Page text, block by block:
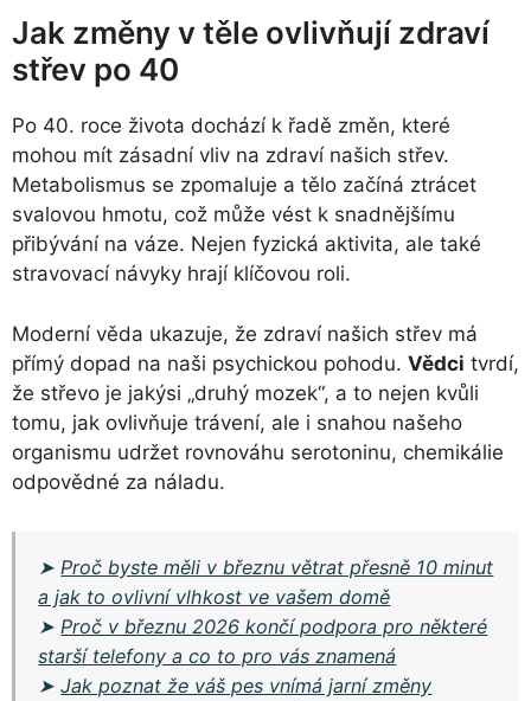
Jak změny v těle ovlivňují zdraví
střev po 40
Po 40. roce života dochází k řadě změn, které
mohou mít zásadní vliv na zdraví našich střev.
Metabolismus se zpomaluje a tělo začíná ztrácet
svalovou hmotu, což může vést k snadnějšímu
přibývání na váze. Nejen fyzická aktivita, ale také
stravovací návyky hrají klíčovou roli.
Moderní věda ukazuje, že zdraví našich střev má
přímý dopad na naši psychickou pohodu. Vědci tvrdí,
že střevo je jakýsi „druhý mozek“, a to nejen kvůli
tomu, jak ovlivňuje trávení, ale i snahou našeho
organismu udržet rovnováhu serotoninu, chemikálie
odpovědné za náladu.
➤ Proč byste měli v březnu větrat přesně 10 minut
a jak to ovlivní vlhkost ve vašem domě
➤ Proč v březnu 2026 končí podpora pro některé
starší telefony a co to pro vás znamená
➤Jak poznat že váš pes vnímá jarní změny